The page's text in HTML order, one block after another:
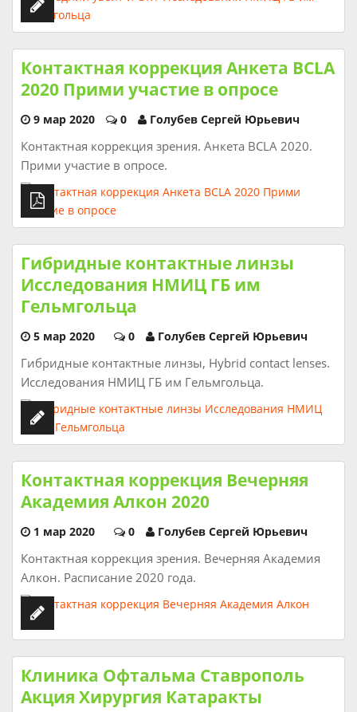
Контактная коррекция Анкета BCLA
2020 Прими участие в опросе
9 мар 2020 0 Голубев Сергей Юрьевич
Контактная коррекция зрения. Анкета BCLA 2020.
Прими участие в опросе.
Гибридные контактные линзы
Исследования НМИЦ ГБ им
Гельмгольца
5 мар 2020 0 Голубев Сергей Юрьевич
Гибридные контактные линзы, Hybrid contact lenses.
Исследования НМИЦ ГБ им Гельмгольца.
Контактная коррекция Вечерняя
Академия Алкон 2020
1 мар 2020 0 Голубев Сергей Юрьевич
Контактная коррекция зрения. Вечерняя Академия
Алкон. Расписание 2020 года.
Клиника Офтальма Ставрополь
Акция Хирургия Катаракты